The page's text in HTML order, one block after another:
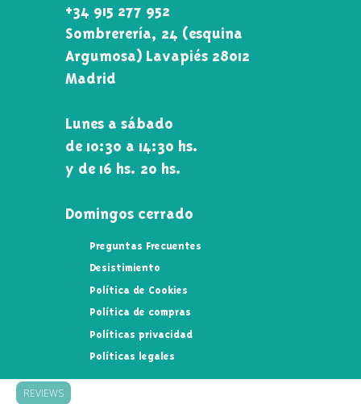
+34 915 277 952
Sombrerería, 24 (esquina
Argumosa) Lavapiés 28012
Madrid
Lunes a sábado
de 10:30 a 14:30 hs.
y de 16 hs. 20 hs.
Domingos cerrado
Preguntas Frecuentes
Desistimiento
Política de Cookies
Política de compras
Políticas privacidad
Políticas legales
REVIEWS